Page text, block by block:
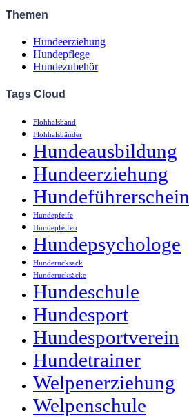
Themen
Hundeerziehung
Hundepflege
Hundezubehör
Tags Cloud
Flohhalsband
Flohhalsbänder
Hundeausbildung
Hundeerziehung
Hundeführerschein
Hundepfeife
Hundepfeifen
Hundepsychologe
Hunderucksack
Hunderucksäcke
Hundeschule
Hundesport
Hundesportverein
Hundetrainer
Welpenerziehung
Welpenschule